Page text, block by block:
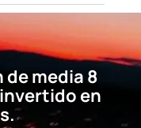
de media 8
en